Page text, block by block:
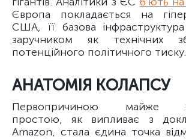
Європа покладається на
США, її базова
заручником як технічних
потенційного політичного тиску.
АНАТОМІЯ КОЛАПСУ
Первопричиною майже
простою, як випливає з
Amazon, стала єдина точка